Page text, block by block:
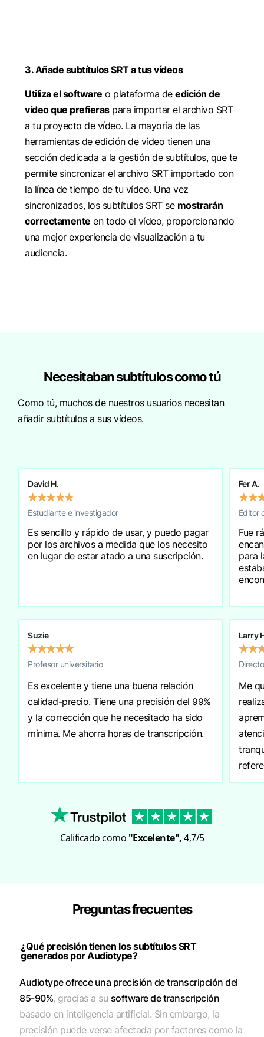
3. Añade subtítulos SRT a tus vídeos
Utiliza el software o plataforma deedición de
vídeo que prefieraspara importar el archivo SRT
a tu proyecto de vídeo. La mayoría de las
herramientas de edición de vídeo tienen una
sección dedicada a la gestión de subtítulos, que te
permite sincronizar el archivo SRT importado con
la línea de tiempo de tu vídeo. Una vez
sincronizados, los subtítulos SRT se mostrarán
correctamente en todo el vídeo, proporcionando
una mejor experiencia de visualización a tu
audiencia.
Necesitaban subtítulos como tú
Como tú, muchos de nuestros usuarios necesitan
añadir subtítulos a sus vídeos.
David H.
★★★★★
Estudiante e investigador
Es sencillo y rápido de usar, y puedo pagar
por los archivos a medida que los necesito
en lugar de estar atado a una suscripción.
Fer A.
★★
Editor
Fue
para
Suzie
★★★★★
Profesor universitario
Es excelente y tiene una buena relación
calidad-precio. Tiene una precisión del 99%
y la corrección que he necesitado ha sido
mínima. Me ahorra horas de transcripción.
Larry
★★
Me
Calificado como "Excelente",4,7/5
Preguntas frecuentes
¿Qué precisión tienen los subtítulos SRT
generados por Audiotype?
Audiotype ofrece una precisión de transcripción del
85-90%, gracias a su software de transcripción
basado en inteligencia artificial. Sin embargo, la
precisión puede verse afectada por factores como la